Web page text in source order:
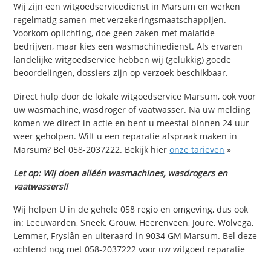
Wij zijn een witgoedservicedienst in Marsum en werken
regelmatig samen met verzekeringsmaatschappijen.
Voorkom oplichting, doe geen zaken met malafide
bedrijven, maar kies een wasmachinedienst. Als ervaren
landelijke witgoedservice hebben wij (gelukkig) goede
beoordelingen, dossiers zijn op verzoek beschikbaar.
Direct hulp door de lokale witgoedservice Marsum, ook voor
uw wasmachine, wasdroger of vaatwasser. Na uw melding
komen we direct in actie en bent u meestal binnen 24 uur
weer geholpen. Wilt u een reparatie afspraak maken in
Marsum? Bel 058-2037222. Bekijk hieronze tarieven »
Let op: Wij doen alléén wasmachines, wasdrogers en
vaatwassers!!
Wij helpen U in de gehele 058 regio en omgeving, dus ook
in: Leeuwarden, Sneek, Grouw, Heerenveen, Joure, Wolvega,
Lemmer, Fryslân en uiteraard in 9034 GM Marsum. Bel deze
ochtend nog met 058-2037222 voor uw witgoed reparatie